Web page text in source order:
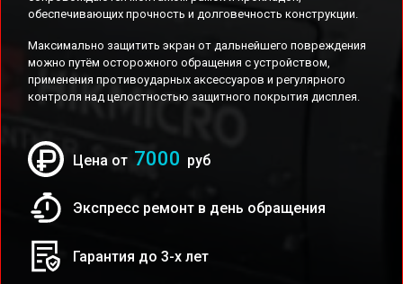
обеспечивающих прочность и долговечность конструкции.
Максимально защитить экран от дальнейшего повреждения
можно путём осторожного обращения с устройством,
применения противоударных аксессуаров и регулярного
контроля над целостностью защитного покрытия дисплея.
Цена от 7000 руб
Экспресс ремонт в день обращения
Гарантия до 3-х лет